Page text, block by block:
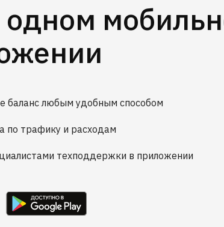
одном
баланс любым удобным способом
по трафику и расходам
техподдержки в приложении